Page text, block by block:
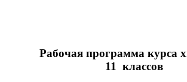
Рабочая программа курса
11 классов